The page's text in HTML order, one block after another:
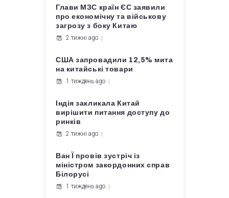
Глави МЗС країн ЄС заявили
про економічну та військову
загрозу з боку Китаю
2 тижні ago
США запровадили 12,5% мита
на китайські товари
1 тиждень ago
Індія закликала Китай
вирішити питання доступу до
ринків
2 тижні ago
Ван Ї провів зустріч із
міністром закордонних справ
Білорусі
1 тиждень ago